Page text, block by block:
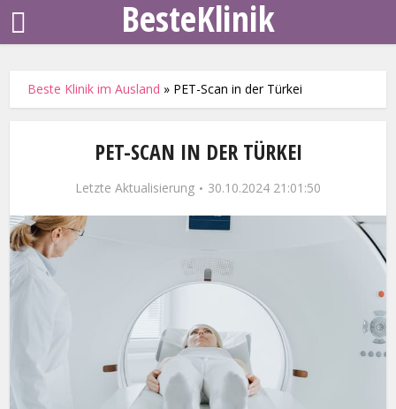
BesteKlinik
Beste Klinik im Ausland » PET-Scan in der Türkei
PET-SCAN IN DER TÜRKEI
Letzte Aktualisierung 30.10.2024 21:01:50